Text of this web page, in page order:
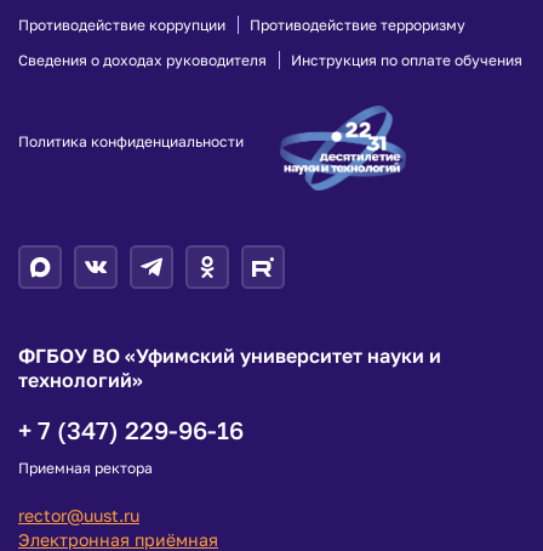
Противодействие коррупции
Противодействие терроризму
Сведения о доходах руководителя
Инструкция по оплате обучения
Политика конфиденциальности
ФГБОУ ВО «Уфимский университет науки и
технологий»
+ 7 (347) 229-96-16
Приемная ректора
rector@uust.ru
Электронная приёмная